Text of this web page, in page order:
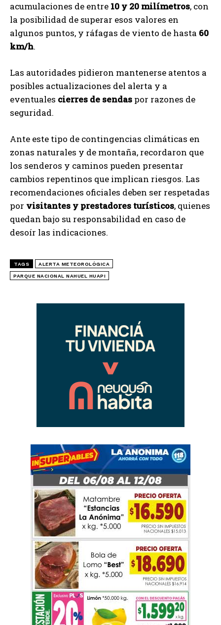
acumulaciones de entre 10 y 20 milímetros, con
la posibilidad de superar esos valores en
algunos puntos, y ráfagas de viento de hasta 60
km/h.
Las autoridades pidieron mantenerse atentos a
posibles actualizaciones del alerta y a
eventuales cierres de sendas por razones de
seguridad.
Ante este tipo de contingencias climáticas en
zonas naturales y de montaña, recordaron que
los senderos y caminos pueden presentar
cambios repentinos que implican riesgos. Las
recomendaciones oficiales deben ser respetadas
por visitantes y prestadores turísticos, quienes
quedan bajo su responsabilidad en caso de
desoír las indicaciones.
TAGS ALERTA METEOROLÓGICA
PARQUE NACIONAL NAHUEL HUAPI